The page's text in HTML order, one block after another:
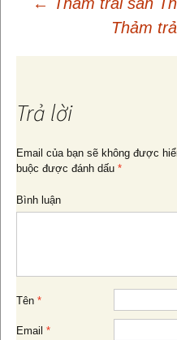
hướng
bài
viết
← Thảm trải sàn
Thảm
Trả lời
Email của bạn sẽ không được
buộc được đánh dấu *
Bình luận
Tên *
Email *